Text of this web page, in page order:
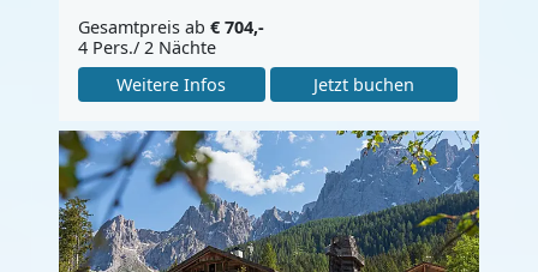
Gesamtpreis ab € 704,-
4 Pers./ 2 Nächte
Weitere Infos
Jetzt buchen